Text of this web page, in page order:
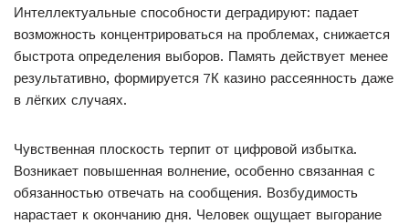
Интеллектуальные способности деградируют: падает
возможность концентрироваться на проблемах, снижается
быстрота определения выборов. Память действует менее
результативно, формируется 7К казино рассеянность даже
в лёгких случаях.
Чувственная плоскость терпит от цифровой избытка.
Возникает повышенная волнение, особенно связанная с
обязанностью отвечать на сообщения. Возбудимость
нарастает к окончанию дня. Человек ощущает выгорание